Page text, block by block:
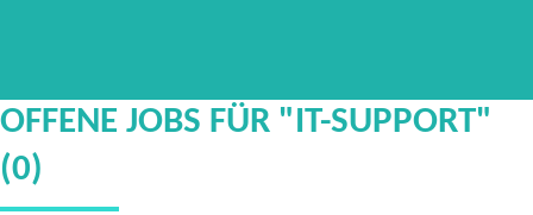
OFFENE JOBS FÜR "IT-SUPPORT"
(0)